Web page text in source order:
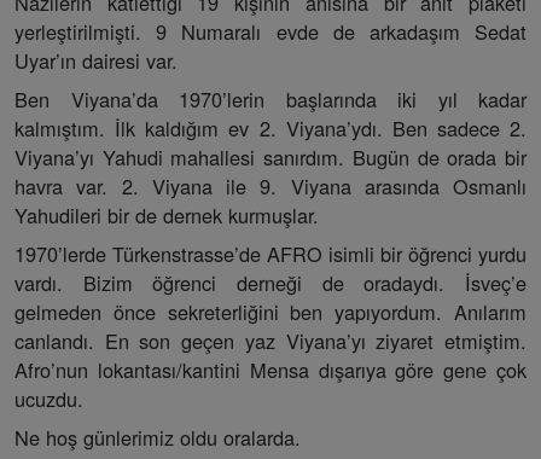
yerleştirilmişti. 9 Numaralı evde de arkadaşım Sedat
Uyar’ın dairesi var.
Ben Viyana’da 1970’lerin başlarında iki yıl kadar
kalmıştım. İlk kaldığım ev 2. Viyana’ydı. Ben sadece 2.
Viyana’yı Yahudi mahallesi sanırdım. Bugün de orada bir
havra var. 2. Viyana ile 9. Viyana arasında Osmanlı
Yahudileri bir de dernek kurmuşlar.
1970’lerde Türkenstrasse’de AFRO isimli bir öğrenci yurdu
vardı. Bizim öğrenci derneği de oradaydı. İsveç’e
gelmeden önce sekreterliğini ben yapıyordum. Anılarım
canlandı. En son geçen yaz Viyana’yı ziyaret etmiştim.
Afro’nun lokantası/kantini Mensa dışarıya göre gene çok
ucuzdu.
Ne hoş günlerimiz oldu oralarda.